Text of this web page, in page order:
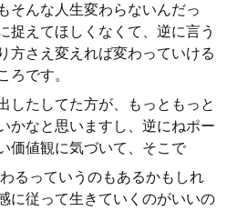
そんな人生変わらないんだっ
捉えてほしくなくて、逆に言う
方さえ変えれば変わっていける
ろです。
したしてた方が、もっともっと
かなと思いますし、逆にねポー
価値観に気づいて、そこで
るっていうのもあるかもしれ
に従って生きていくのがいいの